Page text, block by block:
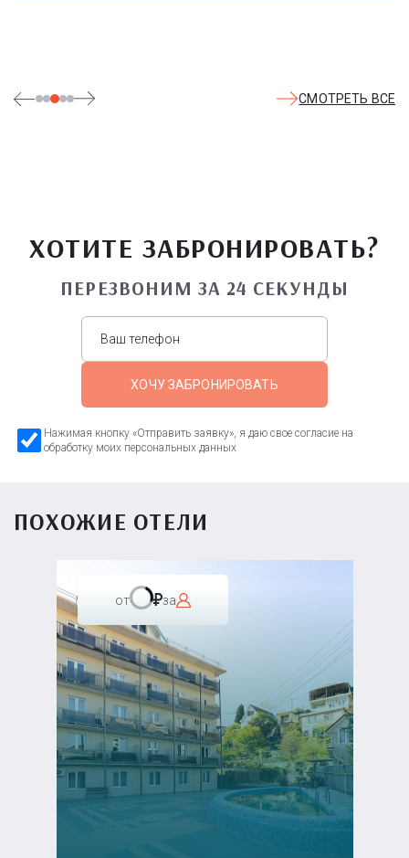
СМОТРЕТЬ ВСЕ
ХОТИТЕ ЗАБРОНИРОВАТЬ?
ПЕРЕЗВОНИМ ЗА 24 СЕКУНДЫ
ХОЧУ ЗАБРОНИРОВАТЬ
Нажимая кнопку «Отправить заявку», я даю свое согласие на
обработку моих персональных данных
ПОХОЖИЕ ОТЕЛИ
от за